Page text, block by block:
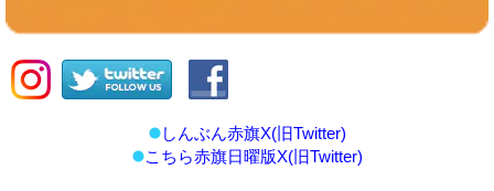
しんぶん赤旗X(旧Twitter)
こちら赤旗日曜版X(旧Twitter)